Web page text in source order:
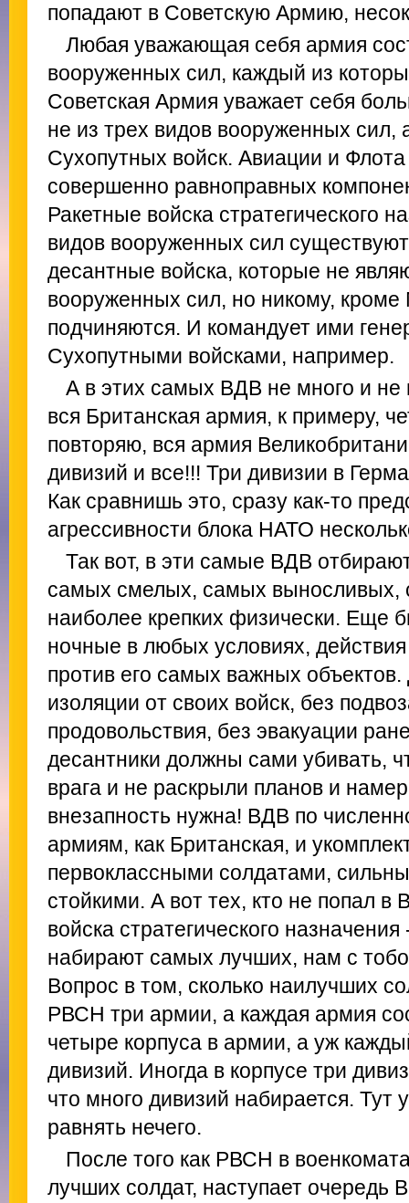
попадают в Советскую Армию,
Любая уважающая себя армия
вооруженных сил, каждый из
Советская Армия уважает себя
не из трех видов вооруженных сил,
Сухопутных войск. Авиации и
совершенно равноправных
Ракетные войска стратегического
видов вооруженных сил
десантные войска, которые не
вооруженных сил, но никому,
подчиняются. И командует ими
Сухопутными войсками, например.
А в этих самых ВДВ не много и не
вся Британская армия, к примеру,
повторяю, вся армия
дивизий и все!!! Три дивизии в
Как сравнишь это, сразу как-то
агрессивности блока НАТО
Так вот, в эти самые ВДВ
самых смелых, самых
наиболее крепких физически. Еще
ночные в любых условиях,
против его самых важных
изоляции от своих войск, без
продовольствия, без эвакуации
десантники должны сами убивать,
врага и не раскрыли планов и
внезапность нужна! ВДВ по
армиям, как Британская, и
первоклассными солдатами,
стойкими. А вот тех, кто не попал
войска стратегического
набирают самых лучших, нам с
Вопрос в том, сколько наилучших
РВСН три армии, а каждая армия
четыре корпуса в армии, а уж
дивизий. Иногда в корпусе три
что много дивизий набирается. Тут
равнять нечего.
После того как РВСН в
лучших солдат, наступает очередь